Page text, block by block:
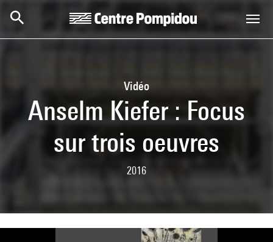
Vidéo
Anselm Kiefer : Focus
sur trois oeuvres
2016